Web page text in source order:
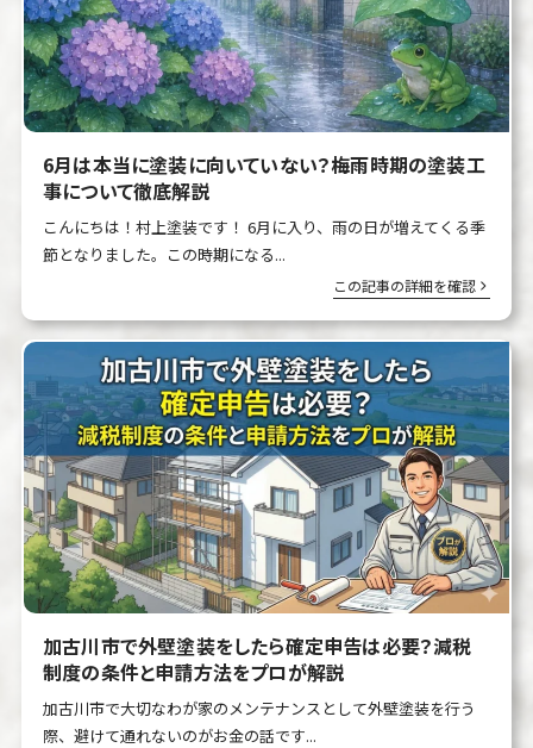
6月は本当に塗装に向いていない？梅雨時期の塗装工
事について徹底解説
こんにちは！村上塗装です！ 6月に入り、雨の日が増えてくる季
節となりました。この時期になる...
この記事の詳細を確認
加古川市で外壁塗装をしたら確定申告は必要？減税
制度の条件と申請方法をプロが解説
加古川市で大切なわが家のメンテナンスとして外壁塗装を行う
際、避けて通れないのがお金の話です...